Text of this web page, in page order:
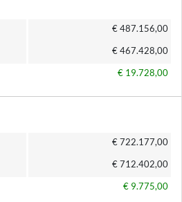
€ 487.156,00
€ 467.428,00
€ 19.728,00
€ 722.177,00
€ 712.402,00
€ 9.775,00